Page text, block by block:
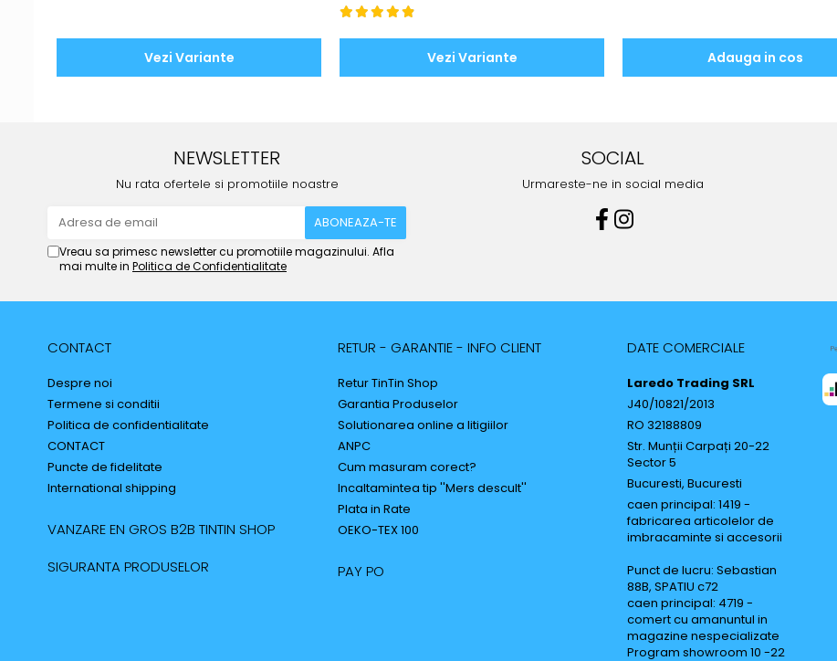
Vezi Variante Vezi Variante Adauga in cos
NEWSLETTER
Nu rata ofertele si promotiile noastre
Vreau sa primesc newsletter cu promotiile magazinului. Afla
mai multe in Politica de Confidentialitate
SOCIAL
Urmareste-ne in social media
CONTACT
Despre noi
Termene si conditii
Politica de confidentialitate
CONTACT
Puncte de fidelitate
International shipping
VANZARE EN GROS B2B TINTIN SHOP
SIGURANTA PRODUSELOR
RETUR - GARANTIE - INFO CLIENT
Retur TinTin Shop
Garantia Produselor
Solutionarea online a litigiilor
ANPC
Cum masuram corect?
Incaltamintea tip ''Mers descult''
Plata in Rate
OEKO-TEX 100
PAY PO
DATE COMERCIALE
Laredo Trading SRL
J40/10821/2013
RO 32188809
Str. Munții Carpați 20-22
Sector 5
Bucuresti, Bucuresti
caen principal: 1419 -
fabricarea articolelor de
imbracaminte si accesorii
Punct de lucru: Sebastian
88B, SPATIU c72
caen principal: 4719 -
comert cu amanuntul in
magazine nespecializate
Program showroom 10 -22